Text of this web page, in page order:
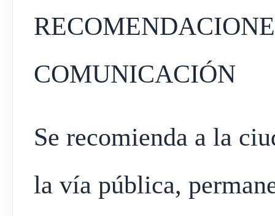
COMUNICACIÓN
Se recomienda a la
la vía pública,